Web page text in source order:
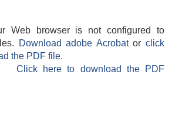
Web browser is not configured to
Download adobe Acrobatorclick
the PDF file.
Click here to download the PDF